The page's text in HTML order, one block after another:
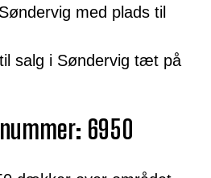
med plads til
salg i Søndervig tæt på
6950